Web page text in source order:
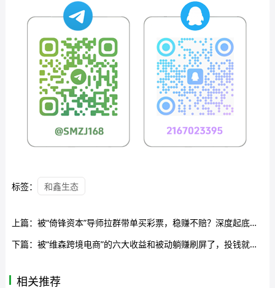
标签： 和鑫生态
上篇： 被“倚锋资本”导师拉群带单买彩票，稳赚不赔？深度起底套牌杀猪盘的五大收割流程
下篇： 被“维森跨境电商”的六大收益和被动躺赚刷屏了，投钱就能当环球商业家？起底分红类资金盘的五大收割套路
相关推荐